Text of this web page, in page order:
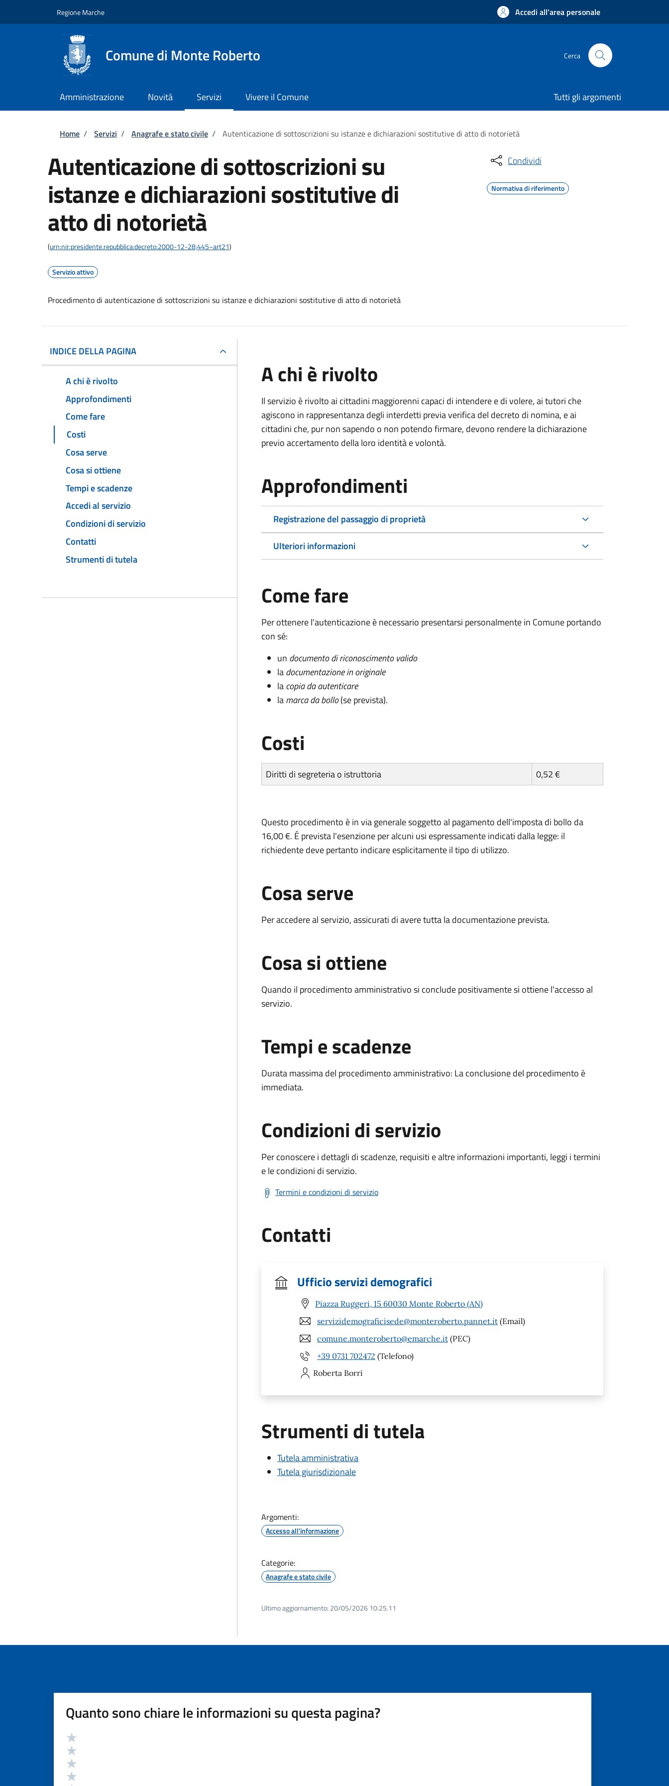
Regione Marche Accedi all'area personale
Comune di Monte Roberto Cerca
Amministrazione Novità Servizi Vivere il Comune Tutti gli argomenti
Briciole di pane
Home / Servizi / Anagrafe e stato civile / Autenticazione di sottoscrizioni su istanze e dichiarazioni sostitutive di atto di notorietà
Autenticazione di sottoscrizioni su
istanze e dichiarazioni sostitutive di
atto di notorietà
(urn:nir:presidente.repubblica:decreto:2000-12-28;445~art21)
Servizio attivo
Procedimento di autenticazione di sottoscrizioni su istanze e dichiarazioni sostitutive di atto di notorietà
Condividi
Normativa di riferimento
INDICE DELLA PAGINA
A chi è rivolto
Approfondimenti
Come fare
Costi
Cosa serve
Cosa si ottiene
Tempi e scadenze
Accedi al servizio
Condizioni di servizio
Contatti
Strumenti di tutela
A chi è rivolto
Il servizio è rivolto ai cittadini maggiorenni capaci di intendere e di volere, ai tutori che
agiscono in rappresentanza degli interdetti previa verifica del decreto di nomina, e ai
cittadini che, pur non sapendo o non potendo firmare, devono rendere la dichiarazione
previo accertamento della loro identità e volontà.
Approfondimenti
Registrazione del passaggio di proprietà
Ulteriori informazioni
Come fare
Per ottenere l'autenticazione è necessario presentarsi personalmente in Comune portando
con sé:
un documento di riconoscimento valido
ladocumentazione in originale
lacopia da autenticare
lamarca da bollo(se prevista).
Costi
Diritti di segreteria o istruttoria 0,52 €
Questo procedimento è in via generale soggetto al pagamento dell'imposta di bollo da
16,00 €. É prevista l'esenzione per alcuni usi espressamente indicati dalla legge: il
richiedente deve pertanto indicare esplicitamente il tipo di utilizzo.
Cosa serve
Per accedere al servizio, assicurati di avere tutta la documentazione prevista.
Cosa si ottiene
Quando il procedimento amministrativo si conclude positivamente si ottiene l'accesso al
servizio.
Tempi e scadenze
Durata massima del procedimento amministrativo: La conclusione del procedimento è
immediata.
Condizioni di servizio
Per conoscere i dettagli di scadenze, requisiti e altre informazioni importanti, leggi i termini
e le condizioni di servizio.
Termini e condizioni di servizio
Contatti
Ufficio servizi demografici
Piazza Ruggeri, 15 60030 Monte Roberto (AN)
servizidemograficisede@monteroberto.pannet.it (Email)
comune.monteroberto@emarche.it (PEC)
+39 0731 702472 (Telefono)
Roberta Borri
Strumenti di tutela
Tutela amministrativa
Tutela giurisdizionale
Argomenti:
Accesso all'informazione
Categorie:
Anagrafe e stato civile
Ultimo aggiornamento: 20/05/2026 10:25.11
Quanto sono chiare le informazioni su questa pagina?
Valutazione